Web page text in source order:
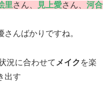
里さん、 見上愛さん、 河合
さんばかりですね。
況に合わせて メイク を楽
出す